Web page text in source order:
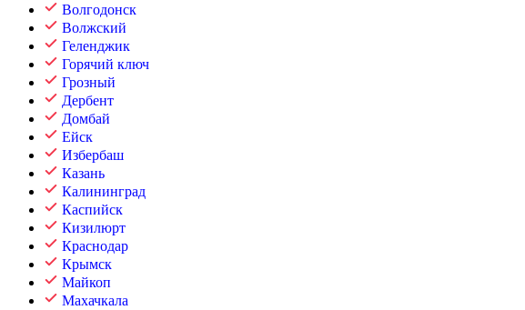
Волгодонск
Волжский
Геленджик
Горячий ключ
Грозный
Дербент
Домбай
Ейск
Избербаш
Казань
Калининград
Каспийск
Кизилюрт
Краснодар
Крымск
Майкоп
Махачкала